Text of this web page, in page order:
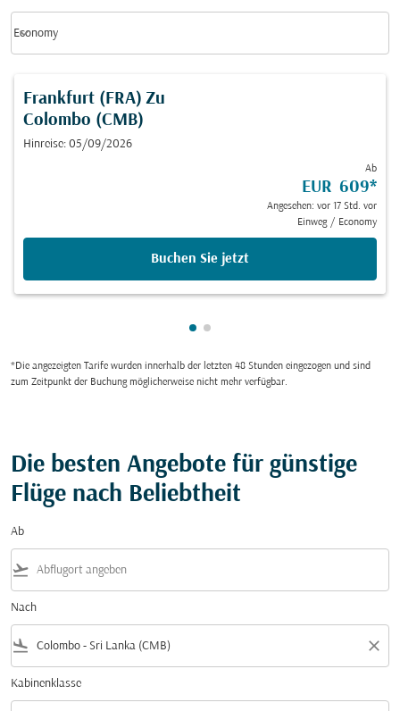
Kabinenklasse option Economy Selected
Economy
keyboard_arrow_down
Frankfurt (FRA) Zu
Colombo (CMB)
Hinreise: 05/09/2026
Ab
EUR 609*
Angesehen: vor 17 Std. vor
Einweg / Economy
Buchen Sie jetzt
zeigt cmp-pagination-
zeigt cmp-pagination-
*Die angezeigten Tarife wurden innerhalb der letzten 48 Stunden eingezogen und sind
zum Zeitpunkt der Buchung möglicherweise nicht mehr verfügbar.
Die besten Angebote für günstige
Flüge nach Beliebtheit
Ab
flight_takeoff
Nach
flight_land close
Kabinenklasse